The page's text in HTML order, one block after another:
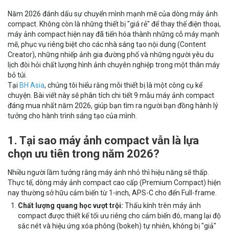
Năm 2026 đánh dấu sự chuyển mình mạnh mẽ của dòng máy ảnh
compact. Không còn là những thiết bị "giá rẻ" để thay thế điện thoại,
máy ảnh compact hiện nay đã tiến hóa thành những cỗ máy mạnh
mẽ, phục vụ riêng biệt cho các nhà sáng tạo nội dung (Content
Creator), những nhiếp ảnh gia đường phố và những người yêu du
lịch đòi hỏi chất lượng hình ảnh chuyên nghiệp trong một thân máy
bỏ túi.
Tại BH Asia, chúng tôi hiểu rằng mỗi thiết bị là một công cụ kể
chuyện. Bài viết này sẽ phân tích chi tiết 9 mẫu máy ảnh compact
đáng mua nhất năm 2026, giúp bạn tìm ra người bạn đồng hành lý
tưởng cho hành trình sáng tạo của mình.
1. Tại sao máy ảnh compact vẫn là lựa
chọn ưu tiên trong năm 2026?
Nhiều người lầm tưởng rằng máy ảnh nhỏ thì hiệu năng sẽ thấp.
Thực tế, dòng máy ảnh compact cao cấp (Premium Compact) hiện
nay thường sở hữu cảm biến từ 1-inch, APS-C cho đến Full-frame.
Chất lượng quang học vượt trội: Thấu kính trên máy ảnh
compact được thiết kế tối ưu riêng cho cảm biến đó, mang lại độ
sắc nét và hiệu ứng xóa phông (bokeh) tự nhiên, không bị "giả"